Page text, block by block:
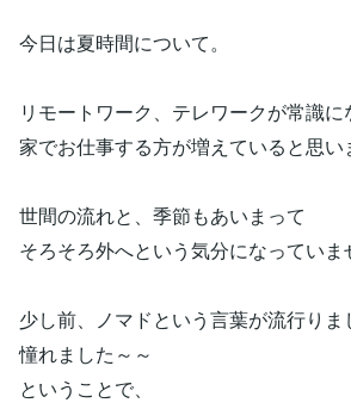
今日は夏時間について。
リモートワーク、テレワークが常識に
家でお仕事する方が増えていると思い
世間の流れと、季節もあいまって
そろそろ外へという気分になっていま
少し前、ノマドという言葉が流行りま
憧れました～～
ということで、